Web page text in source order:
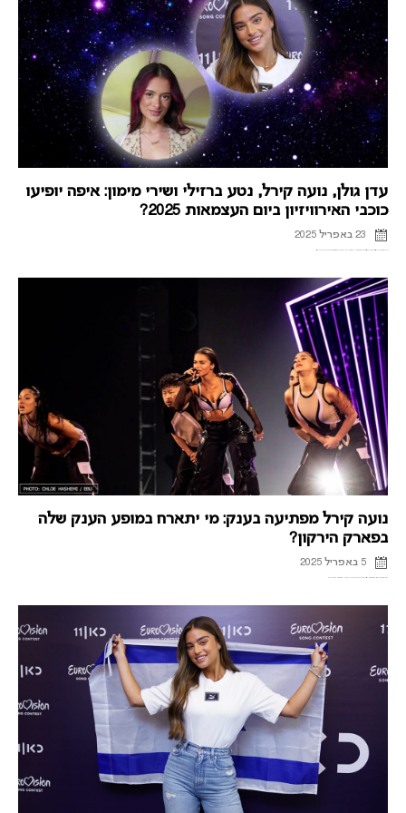
עדן גולן, נועה קירל, נטע ברזילי ושירי מימון: איפה יופיעו
כוכבי האירוויזיון ביום העצמאות 2025?
23 באפריל 2025
נועה קירל מפתיעה בענק: מי יתארח במופע הענק שלה
בפארק הירקון?
5 באפריל 2025